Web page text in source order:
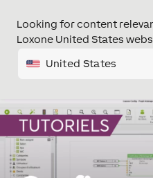
Looking for content
Loxone United States
United States